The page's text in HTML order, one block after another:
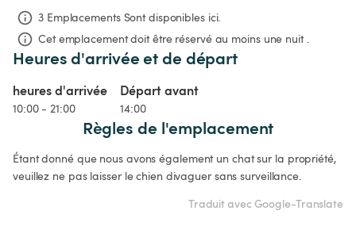
3 Emplacements Sont disponibles ici.
Cet emplacement doit être réservé au moins une nuit .
Heures d'arrivée et de départ
heures d'arrivée
10:00 - 21:00
Départ avant
14:00
Règles de l'emplacement
Étant donné que nous avons également un chat sur la propriété,
veuillez ne pas laisser le chien divaguer sans surveillance.
Traduit avec Google-Translate